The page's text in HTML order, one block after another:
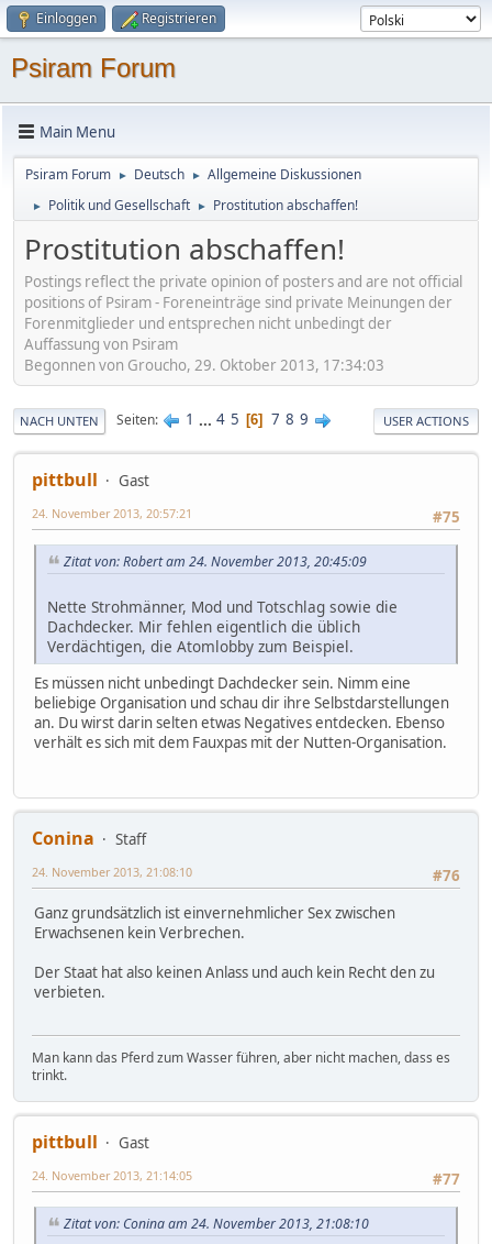
Einloggen Registrieren
Psiram Forum
Main Menu
Psiram Forum ► Deutsch ► Allgemeine Diskussionen
► Politik und Gesellschaft ► Prostitution abschaffen!
Prostitution abschaffen!
Postings reflect the private opinion of posters and are not official
positions of Psiram - Foreneinträge sind private Meinungen der
Forenmitglieder und entsprechen nicht unbedingt der
Auffassung von Psiram
Begonnen von Groucho, 29. Oktober 2013, 17:34:03
NACH UNTEN Seiten 1 ... 4 5 6 7 8 9 USER ACTIONS
pittbull
Gast
#75
24. November 2013, 20:57:21
Zitat von: Robert am 24. November 2013, 20:45:09
Nette Strohmänner, Mod und Totschlag sowie die
Dachdecker. Mir fehlen eigentlich die üblich
Verdächtigen, die Atomlobby zum Beispiel.
Es müssen nicht unbedingt Dachdecker sein. Nimm eine
beliebige Organisation und schau dir ihre Selbstdarstellungen
an. Du wirst darin selten etwas Negatives entdecken. Ebenso
verhält es sich mit dem Fauxpas mit der Nutten-Organisation.
Conina
Staff
#76
24. November 2013, 21:08:10
Ganz grundsätzlich ist einvernehmlicher Sex zwischen
Erwachsenen kein Verbrechen.
Der Staat hat also keinen Anlass und auch kein Recht den zu
verbieten.
Man kann das Pferd zum Wasser führen, aber nicht machen, dass es
trinkt.
pittbull
Gast
#77
24. November 2013, 21:14:05
Zitat von: Conina am 24. November 2013, 21:08:10